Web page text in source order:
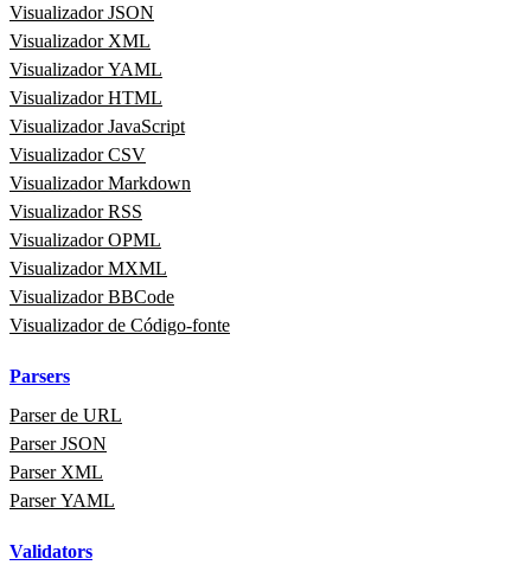
Visualizador JSON
Visualizador XML
Visualizador YAML
Visualizador HTML
Visualizador JavaScript
Visualizador CSV
Visualizador Markdown
Visualizador RSS
Visualizador OPML
Visualizador MXML
Visualizador BBCode
Visualizador de Código‑fonte
Parsers
Parser de URL
Parser JSON
Parser XML
Parser YAML
Validators